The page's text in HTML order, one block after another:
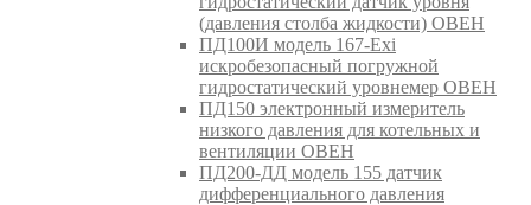
(давления столба жидкости) ОВЕН
ПД100И модель 167-Exi
искробезопасный погружной
гидростатический уровнемер ОВЕН
ПД150 электронный измеритель
низкого давления для котельных и
вентиляции ОВЕН
ПД200-ДД модель 155 датчик
дифференциального давления